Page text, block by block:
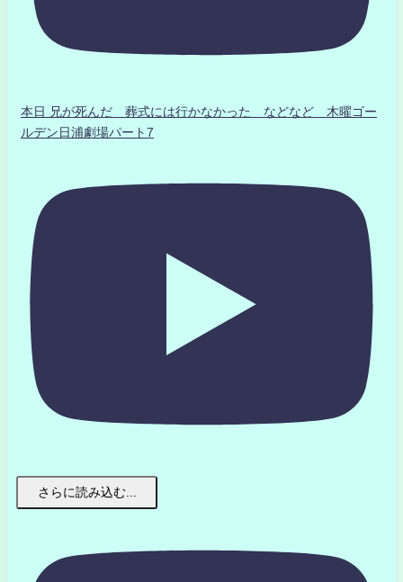
本日 兄が死んだ 葬式には行かなかった などなど 木曜ゴー
ルデン日浦劇場パート7
さらに読み込む...